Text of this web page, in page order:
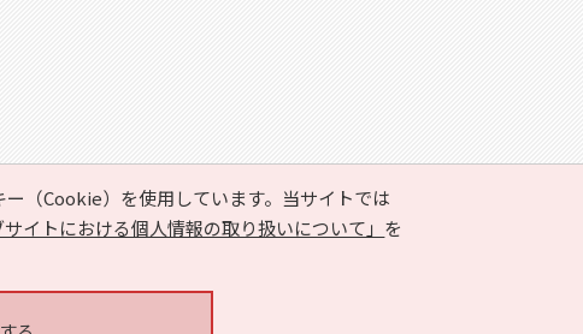
（Cookie）を使用しています。当サイトでは
サイトにおける個人情報の取り扱いについて」 を